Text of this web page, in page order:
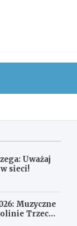
Uważaj
sieci!
Muzyczne
Trzech